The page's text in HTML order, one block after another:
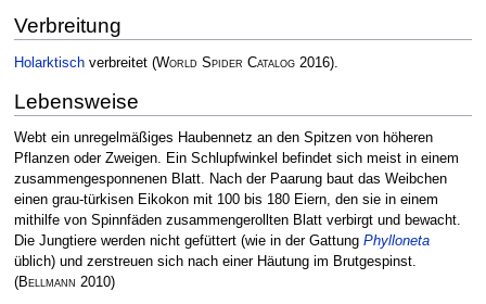
Verbreitung
Holarktischverbreitet (World Spider Catalog2016).
Lebensweise
Webt ein unregelmäßiges Haubennetz an den Spitzen von höheren
Pflanzen oder Zweigen. Ein Schlupfwinkel befindet sich meist in einem
zusammengesponnenen Blatt. Nach der Paarung baut das Weibchen
einen grau-türkisen Eikokon mit 100 bis 180 Eiern, den sie in einem
mithilfe von Spinnfäden zusammengerollten Blatt verbirgt und bewacht.
Die Jungtiere werden nicht gefüttert (wie in der Gattung Phylloneta
üblich) und zerstreuen sich nach einer Häutung im Brutgespinst.
(Bellmann 2010)